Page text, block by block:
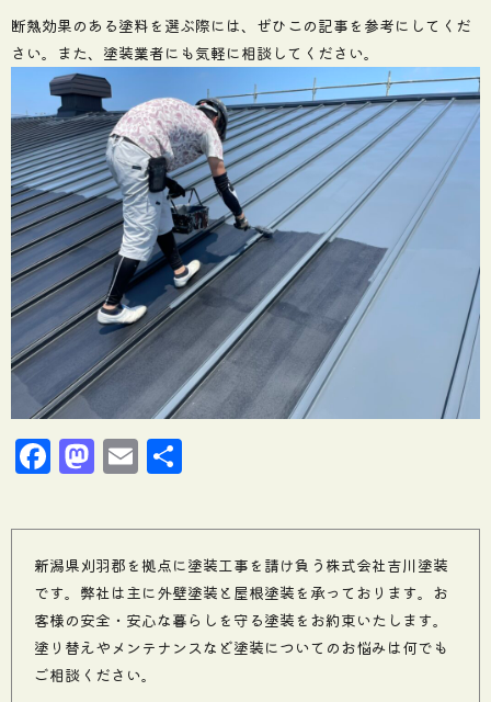
断熱効果のある塗料を選ぶ際には、ぜひこの記事を参考にしてくだ
さい。また、塗装業者にも気軽に相談してください。
Facebook
Mastodon
Email
新潟県刈羽郡を拠点に塗装工事を請け負う株式会社吉川塗装
です。弊社は主に外壁塗装と屋根塗装を承っております。お
客様の安全・安心な暮らしを守る塗装をお約束いたします。
塗り替えやメンテナンスなど塗装についてのお悩みは何でも
ご相談ください。